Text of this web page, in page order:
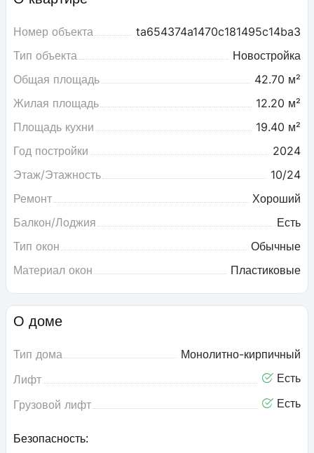
Номер объекта
ta654374a1470c181495c14ba3
Тип объекта
Новостройка
Общая площадь
42.70 м²
Жилая площадь
12.20 м²
Площадь кухни
19.40 м²
Год постройки
2024
Этаж/Этажность
10/24
Ремонт
Хороший
Балкон/Лоджия
Есть
Тип окон
Обычные
Материал окон
Пластиковые
О доме
Тип дома
Монолитно-кирпичный
Лифт
Есть
Грузовой лифт
Есть
Безопасность: